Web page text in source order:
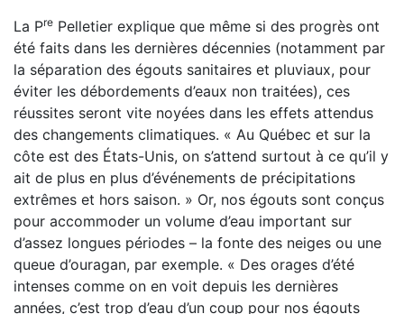
La Pre Pelletier explique que même si des progrès ont
été faits dans les dernières décennies (notamment par
la séparation des égouts sanitaires et pluviaux, pour
éviter les débordements d’eaux non traitées), ces
réussites seront vite noyées dans les effets attendus
des changements climatiques. « Au Québec et sur la
côte est des États-Unis, on s’attend surtout à ce qu’il y
ait de plus en plus d’événements de précipitations
extrêmes et hors saison. » Or, nos égouts sont conçus
pour accommoder un volume d’eau important sur
d’assez longues périodes – la fonte des neiges ou une
queue d’ouragan, par exemple. « Des orages d’été
intenses comme on en voit depuis les dernières
années, c’est trop d’eau d’un coup pour nos égouts